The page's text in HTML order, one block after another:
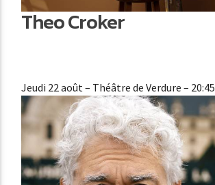
Theo Croker
Jeudi 22 août– Théâtre de Verdure – 20:45